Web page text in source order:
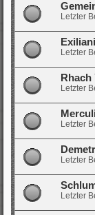
Letzter
Letzter
Rhach
Letzter
Letzter
Letzter
Letzter